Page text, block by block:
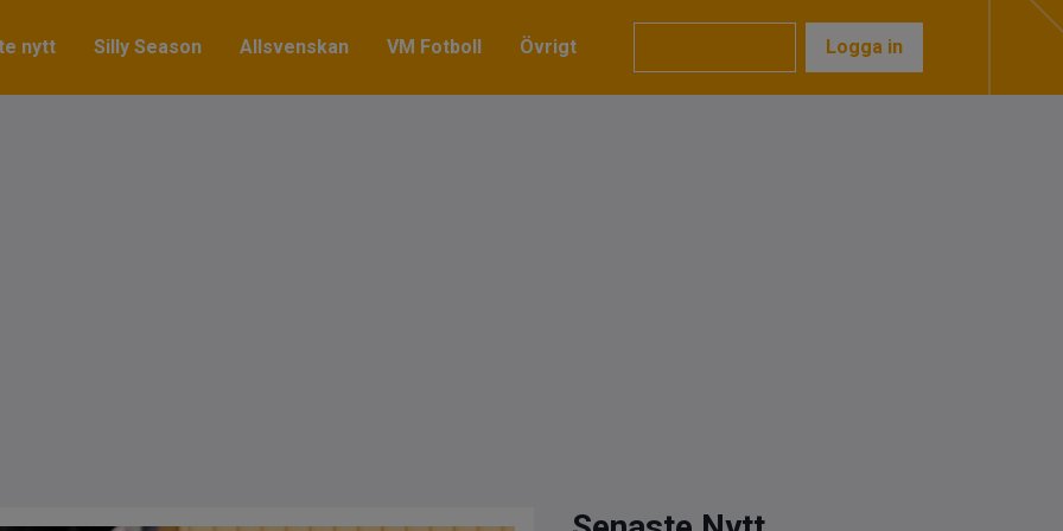
nytt Silly Season Allsvenskan VM Fotboll Övrigt Logga in